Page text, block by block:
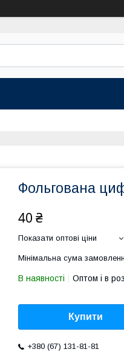
Фольгована
40 ₴
Показати оптові ціни
Мінімальна сума
В наявності Оптом і в
Купити
+380 (67) 131-81-81